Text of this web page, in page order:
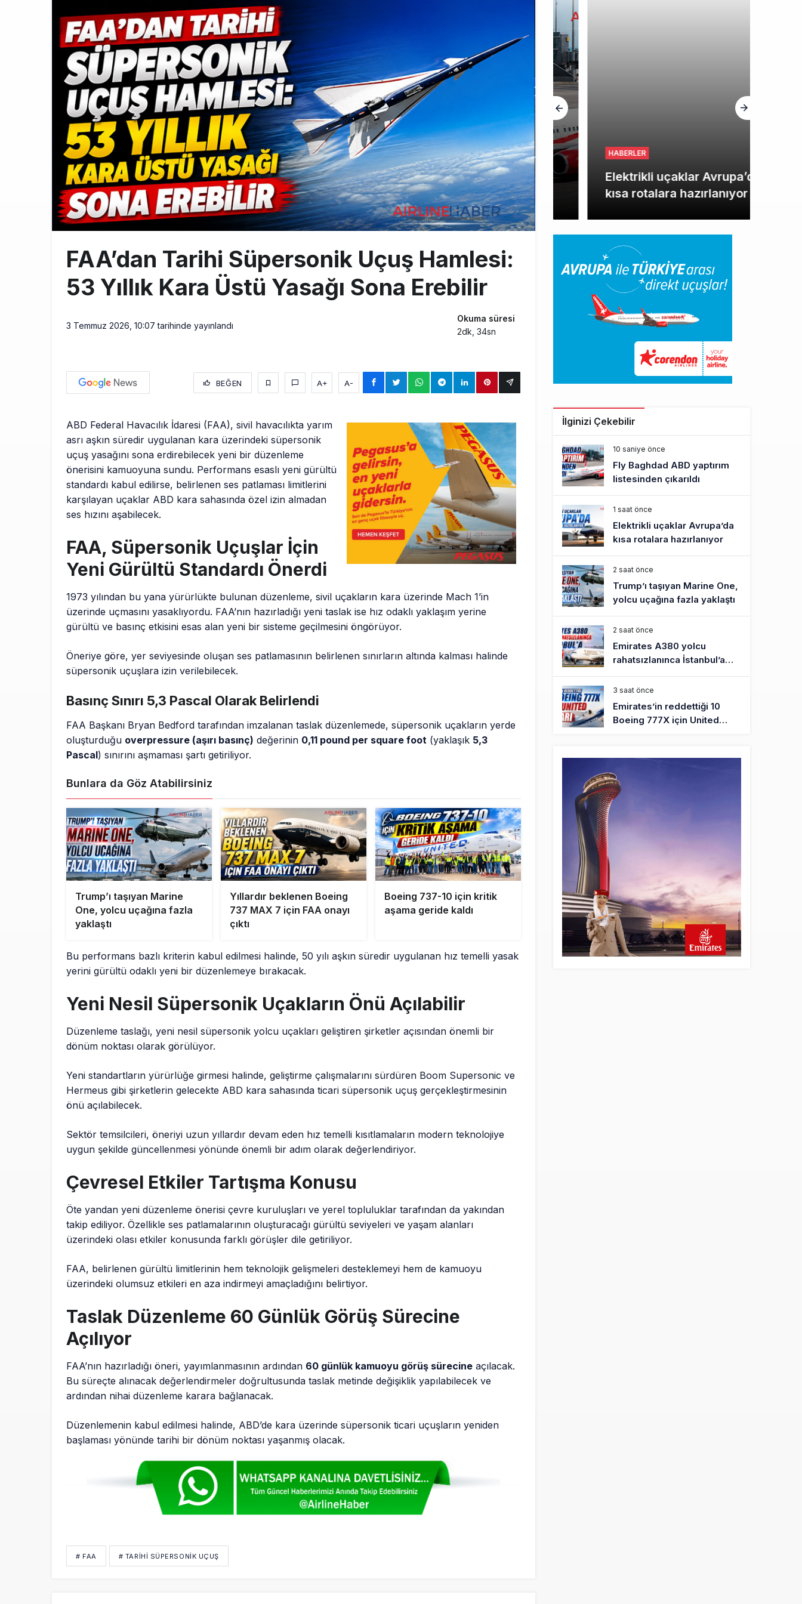
8:37 DHL uçağı havada cisimle çarpıştı, havalimanında patlayıcı drone bulundu
8:11 SpaceX Falcon 9’un ikinci kademesi Ay’a çarptı
7:50 Üniformasız Disiplin: Kabin Ekipleri Nasıl Yolcu Olur?
FAA’dan Tarihi Süpersonik Uçuş Hamlesi:
53 Yıllık Kara Üstü Yasağı Sona Erebilir
3 Temmuz 2026, 10:07 tarihinde yayınlandı
Okuma süresi
2dk, 34sn
BEĞEN A+ A-
ABD Federal Havacılık İdaresi (FAA), sivil havacılıkta yarım
asrı aşkın süredir uygulanan kara üzerindeki süpersonik
uçuş yasağını sona erdirebilecek yeni bir düzenleme
önerisini kamuoyuna sundu. Performans esaslı yeni gürültü
standardı kabul edilirse, belirlenen ses patlaması limitlerini
karşılayan uçaklar ABD kara sahasında özel izin almadan
ses hızını aşabilecek.
FAA, Süpersonik Uçuşlar İçin
Yeni Gürültü Standardı Önerdi
1973 yılından bu yana yürürlükte bulunan düzenleme, sivil uçakların kara üzerinde Mach 1’in
üzerinde uçmasını yasaklıyordu. FAA’nın hazırladığı yeni taslak ise hız odaklı yaklaşım yerine
gürültü ve basınç etkisini esas alan yeni bir sisteme geçilmesini öngörüyor.
Öneriye göre, yer seviyesinde oluşan ses patlamasının belirlenen sınırların altında kalması halinde
süpersonik uçuşlara izin verilebilecek.
Basınç Sınırı 5,3 Pascal Olarak Belirlendi
FAA Başkanı Bryan Bedford tarafından imzalanan taslak düzenlemede, süpersonik uçakların yerde
oluşturduğu overpressure (aşırı basınç) değerinin 0,11 pound per square foot (yaklaşık 5,3
Pascal) sınırını aşmaması şartı getiriliyor.
Bunlara da Göz Atabilirsiniz
Trump’ı taşıyan Marine
One, yolcu uçağına fazla
yaklaştı
Yıllardır beklenen Boeing
737 MAX 7 için FAA onayı
çıktı
Boeing 737-10 için kritik
aşama geride kaldı
Bu performans bazlı kriterin kabul edilmesi halinde, 50 yılı aşkın süredir uygulanan hız temelli yasak
yerini gürültü odaklı yeni bir düzenlemeye bırakacak.
Yeni Nesil Süpersonik Uçakların Önü Açılabilir
Düzenleme taslağı, yeni nesil süpersonik yolcu uçakları geliştiren şirketler açısından önemli bir
dönüm noktası olarak görülüyor.
Yeni standartların yürürlüğe girmesi halinde, geliştirme çalışmalarını sürdüren Boom Supersonic ve
Hermeus gibi şirketlerin gelecekte ABD kara sahasında ticari süpersonik uçuş gerçekleştirmesinin
önü açılabilecek.
Sektör temsilcileri, öneriyi uzun yıllardır devam eden hız temelli kısıtlamaların modern teknolojiye
uygun şekilde güncellenmesi yönünde önemli bir adım olarak değerlendiriyor.
Çevresel Etkiler Tartışma Konusu
Öte yandan yeni düzenleme önerisi çevre kuruluşları ve yerel topluluklar tarafından da yakından
takip ediliyor. Özellikle ses patlamalarının oluşturacağı gürültü seviyeleri ve yaşam alanları
üzerindeki olası etkiler konusunda farklı görüşler dile getiriliyor.
FAA, belirlenen gürültü limitlerinin hem teknolojik gelişmeleri desteklemeyi hem de kamuoyu
üzerindeki olumsuz etkileri en aza indirmeyi amaçladığını belirtiyor.
Taslak Düzenleme 60 Günlük Görüş Sürecine
Açılıyor
FAA’nın hazırladığı öneri, yayımlanmasının ardından 60 günlük kamuoyu görüş sürecine açılacak.
Bu süreçte alınacak değerlendirmeler doğrultusunda taslak metinde değişiklik yapılabilecek ve
ardından nihai düzenleme karara bağlanacak.
Düzenlemenin kabul edilmesi halinde, ABD’de kara üzerinde süpersonik ticari uçuşların yeniden
başlaması yönünde tarihi bir dönüm noktası yaşanmış olacak.
# FAA # TARIHI SÜPERSONIK UÇUŞ
HABERLER
Elektrikli uçaklar Avrupa’da
kısa rotalara hazırlanıyor
İlginizi Çekebilir
10 saniye önce
Fly Baghdad ABD yaptırım
listesinden çıkarıldı
1 saat önce
Elektrikli uçaklar Avrupa’da
kısa rotalara hazırlanıyor
2 saat önce
Trump’ı taşıyan Marine One,
yolcu uçağına fazla yaklaştı
2 saat önce
Emirates A380 yolcu
rahatsızlanınca İstanbul’a
indi
3 saat önce
Emirates’in reddettiği 10
Boeing 777X için United
DHL uçağı havada cisimle
çarpıştı, havalimanında
patlayıcı drone bulundu
4 saat önce
SpaceX Falcon 9’un ikinci
kademesi Ay’a çarptı
Üniformasız Disiplin: Kabin
Ekipleri Nasıl Yolcu Olur?
20 saat önce
ISG’nin terminal